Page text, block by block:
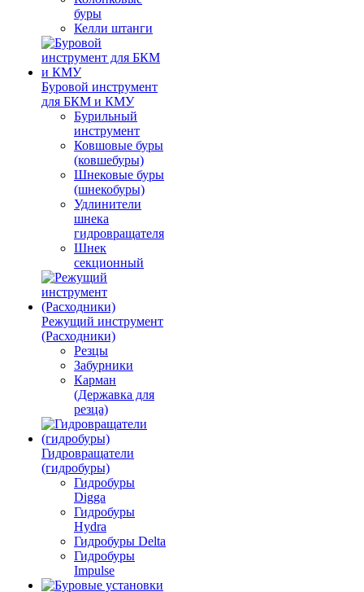
буры
Келли штанги
Буровой инструмент
для БКМ и КМУ
Бурильный
инструмент
Ковшовые буры
(ковшебуры)
Шнековые буры
(шнекобуры)
Удлинители
шнека
гидровращателя
Шнек
секционный
Режущий инструмент
(Расходники)
Резцы
Забурники
Карман
(Державка для
резца)
Гидровращатели
(гидробуры)
Гидробуры
Digga
Гидробуры
Hydra
Гидробуры Delta
Гидробуры
Impulse